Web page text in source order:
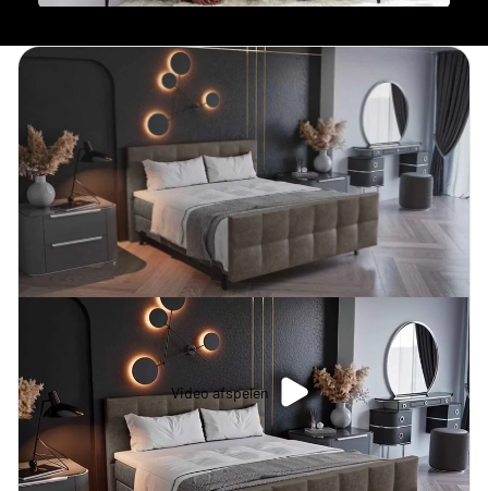
Video afspelen